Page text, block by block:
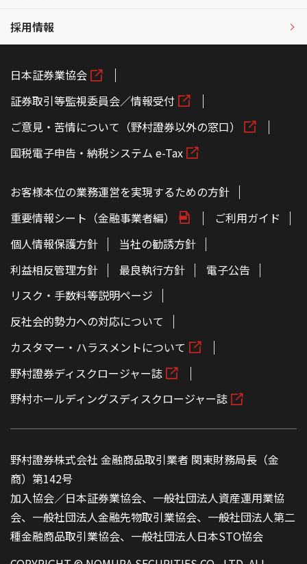
採用情報
日本証券業協会
証券取引等監視委員会／情報受付
ご意見・苦情について（野村證券以外の窓口）
国税電子申告・納税システム e-Tax
お客様本位の業務運営を実現するための方針
重要情報シート（金融事業者編）
ご利用ガイド
個人情報保護方針
当社の勧誘方針
利益相反管理方針
最良執行方針
電子公告
リスク・手数料等説明ページ
反社会的勢力への対応について
カスタマー・ハラスメントについて
野村證券ディスクロージャー誌
野村ホールディングスディスクロージャー誌
野村證券株式会社 金融商品取引業者 関東財務局長（金
商）第142号
加入協会／日本証券業協会、一般社団法人資産運用業協
会、一般社団法人金融先物取引業協会、一般社団法人第二
種金融商品取引業協会、一般社団法人日本STO協会